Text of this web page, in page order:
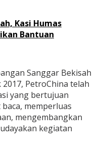
Kasi Humas
Bantuan
Sanggar Bekisah
PetroChina telah
yang bertujuan
memperluas
mengembangkan
kegiatan